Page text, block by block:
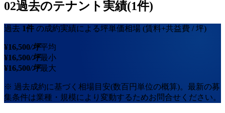
02過去のテナント実績(1件)
過去 1件 の成約実績による坪単価相場 (賃料+共益費 / 坪)
¥16,500/坪平均
¥16,500/坪最小
¥16,500/坪最大
※ 過去成約に基づく相場目安(数百円単位の概算)。最新の募
集条件は業種・規模により変動するためお問合せください。